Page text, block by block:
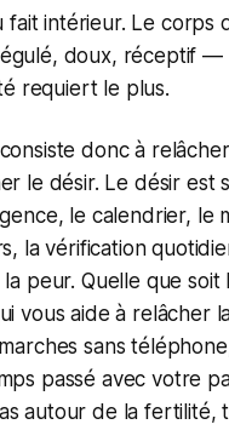
fait intérieur. Le corps
doux, réceptif —
requiert le plus.
donc à
le désir. Le désir est
le calendrier, le
la vérification
la peur. Quelle que soit
vous aide à relâcher
sans
passé avec votre
autour de la fertilité,